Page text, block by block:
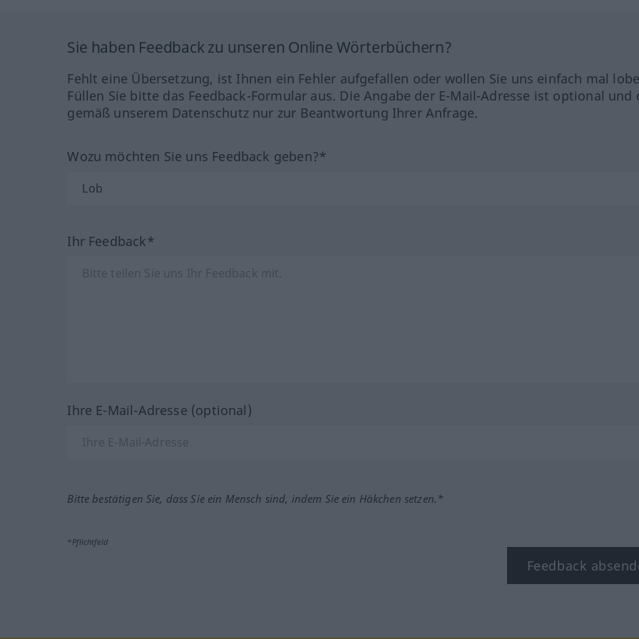
Sie haben Feedback zu unseren Online Wörterbüchern?
Fehlt eine Übersetzung, ist Ihnen ein Fehler aufgefallen oder wollen Sie uns einfach mal
Füllen Sie bitte das Feedback-Formular aus. Die Angabe der E-Mail-Adresse ist optional und
gemäß unserem Datenschutz nur zur Beantwortung Ihrer Anfrage.
Wozu möchten Sie uns Feedback geben?*
Ihr Feedback*
Ihre E-Mail-Adresse (optional)
Bitte bestätigen Sie, dass Sie ein Mensch sind, indem Sie ein Häkchen setzen.*
*Pflichtfeld
Feedback